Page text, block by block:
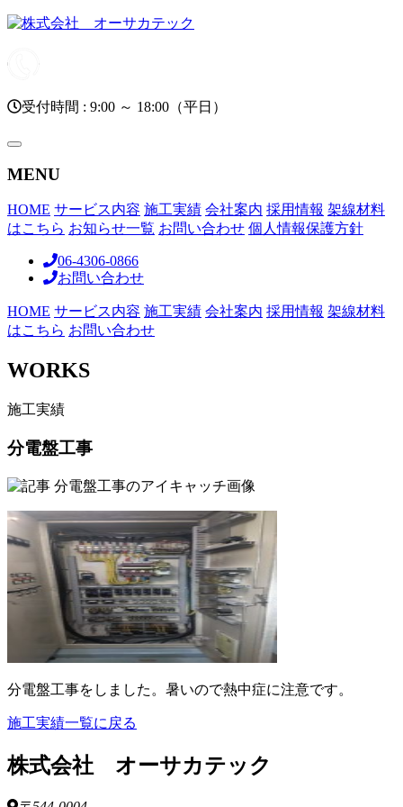
受付時間 : 9:00 ～ 18:00（平日）
toggle
MENU
HOME サービス内容 施工実績 会社案内 採用情報 架線材料
はこちら お知らせ一覧 お問い合わせ 個人情報保護方針
06-4306-0866
お問い合わせ
HOME サービス内容 施工実績 会社案内 採用情報 架線材料
はこちら お問い合わせ
WORKS
施工実績
分電盤工事
分電盤工事をしました。暑いので熱中症に注意です。
施工実績一覧に戻る
株式会社 オーサカテック